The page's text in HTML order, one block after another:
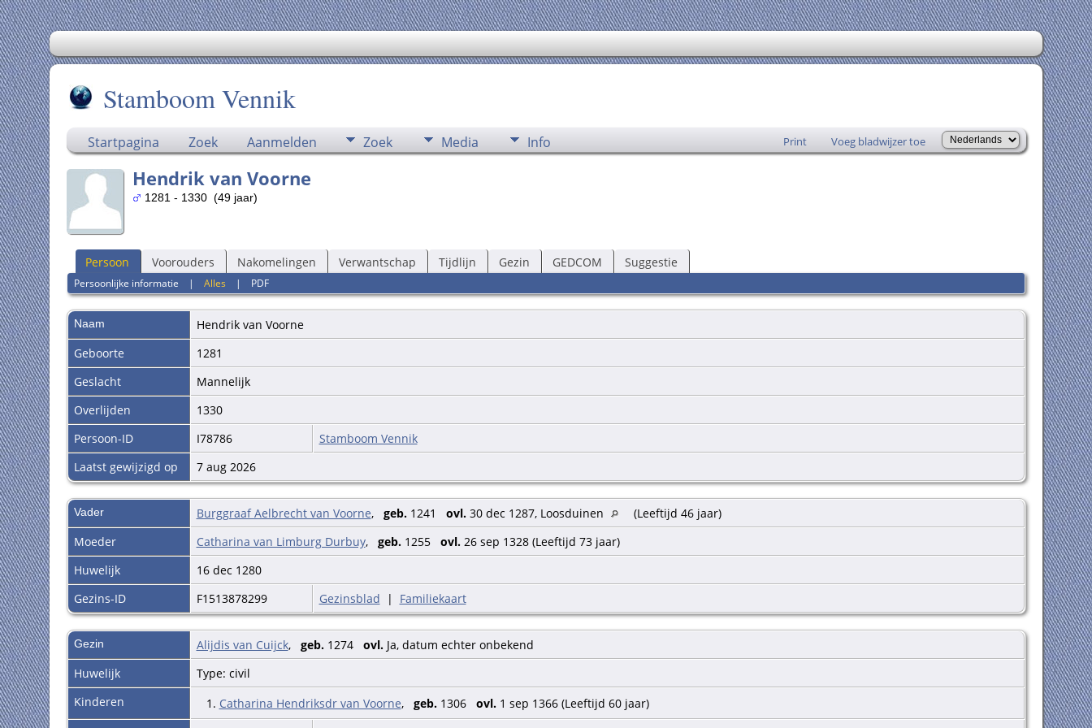
Stamboom Vennik
Startpagina Zoek Aanmelden Zoek Media Info Print Voeg bladwijzer toe
Hendrik van Voorne
1281 - 1330 (49 jaar)
Persoon Voorouders Nakomelingen Verwantschap Tijdlijn Gezin GEDCOM Suggestie
Persoonlijke informatie | Alles | PDF
Naam Hendrik van Voorne
Geboorte
1281
Geslacht
Mannelijk
Overlijden
1330
Persoon-ID
I78786
Stamboom Vennik
Laatst gewijzigd op
7 aug 2026
Vader Burggraaf Aelbrecht van Voorne, geb.1241 ovl.30 dec 1287, Loosduinen
(Leeftijd 46 jaar)
Moeder
Catharina van Limburg Durbuy, geb.1255 ovl.26 sep 1328 (Leeftijd 73 jaar)
Huwelijk
16 dec 1280
Gezins-ID
F1513878299 Gezinsblad | Familiekaart
Gezin Alijdis van Cuijck, geb.1274 ovl.Ja, datum echter onbekend
Huwelijk
Type: civil
Kinderen
1. Catharina Hendriksdr van Voorne, geb.1306 ovl.1 sep 1366 (Leeftijd 60 jaar)